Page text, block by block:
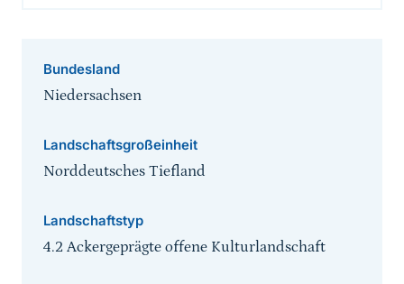
Bundesland
Niedersachsen
Landschaftsgroßeinheit
Norddeutsches Tiefland
Landschaftstyp
4.2 Ackergeprägte offene Kulturlandschaft